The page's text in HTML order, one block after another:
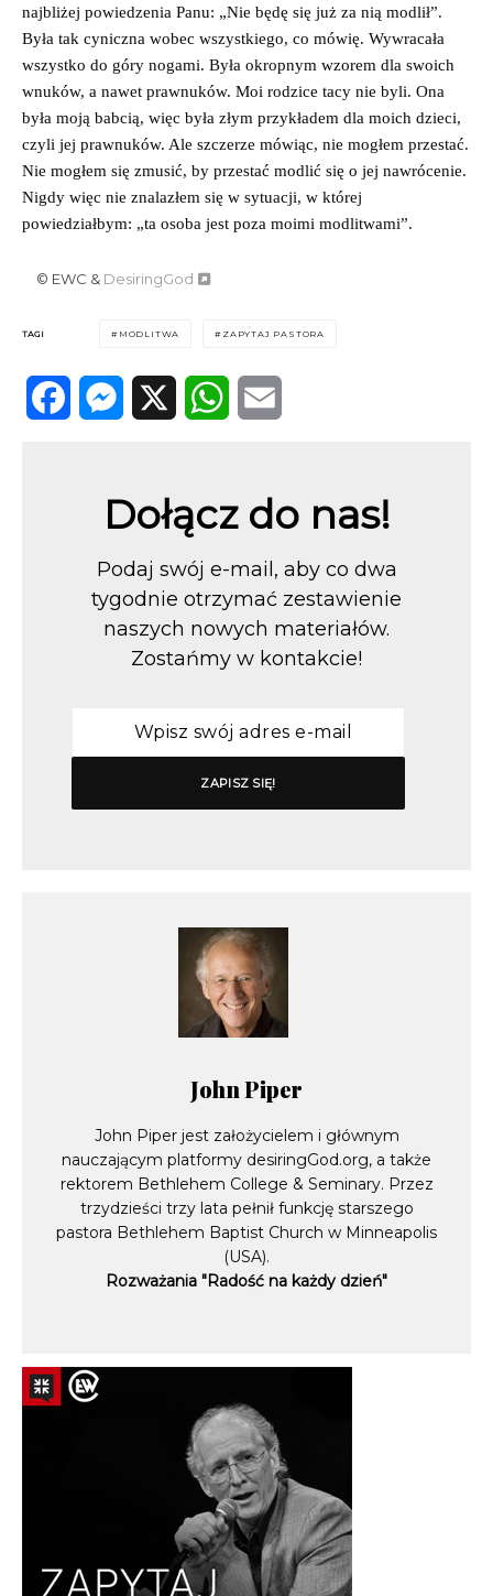
najbliżej powiedzenia Panu: „Nie będę się już za nią modlił”.
Była tak cyniczna wobec wszystkiego, co mówię. Wywracała
wszystko do góry nogami. Była okropnym wzorem dla swoich
wnuków, a nawet prawnuków. Moi rodzice tacy nie byli. Ona
była moją babcią, więc była złym przykładem dla moich dzieci,
czyli jej prawnuków. Ale szczerze mówiąc, nie mogłem przestać.
Nie mogłem się zmusić, by przestać modlić się o jej nawrócenie.
Nigdy więc nie znalazłem się w sytuacji, w której
powiedziałbym: „ta osoba jest poza moimi modlitwami”.
© EWC & DesiringGod
TAGI MODLITWA ZAPYTAJ PASTORA
Dołącz do nas!
Podaj swój e-mail, aby co dwa
tygodnie otrzymać zestawienie
naszych nowych materiałów.
Zostańmy w kontakcie!
John Piper
John Piper jest założycielem i głównym
nauczającym platformy desiringGod.org, a także
rektorem Bethlehem College & Seminary. Przez
trzydzieści trzy lata pełnił funkcję starszego
pastora Bethlehem Baptist Church w Minneapolis
(USA).
Rozważania "Radość na każdy dzień"